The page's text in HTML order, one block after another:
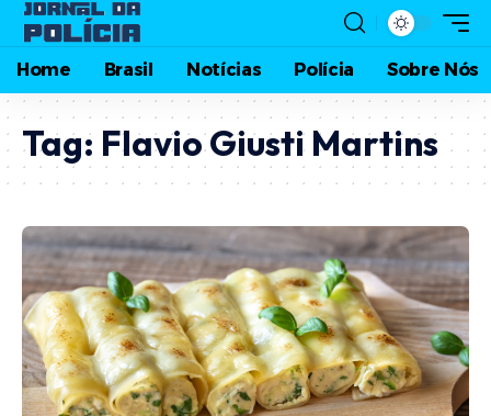
Home Brasil Notícias Polícia Sobre Nós
Tag: Flavio Giusti Martins